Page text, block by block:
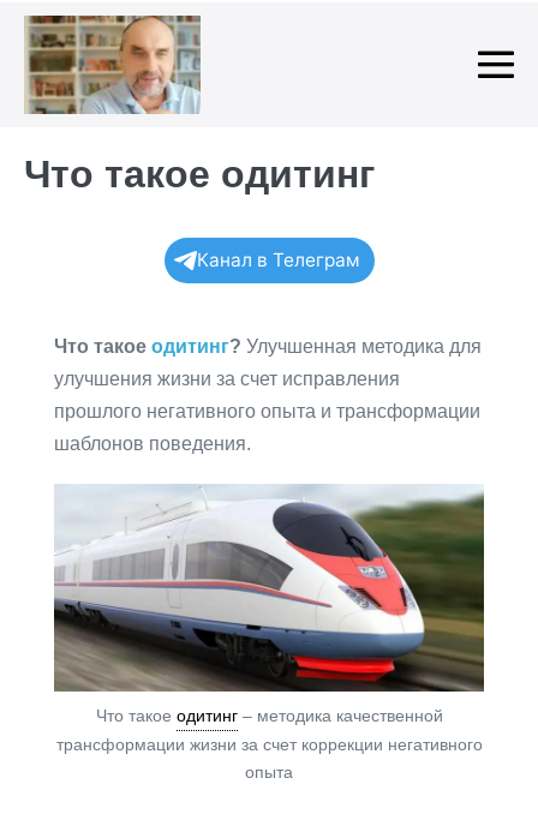
Skip
content
Что такое одитинг
Канал в Телеграм
Что такое одитинг? Улучшенная методика для
улучшения жизни за счет исправления
прошлого негативного опыта и трансформации
шаблонов поведения.
Что такое одитинг– методика качественной
трансформации жизни за счет коррекции негативного
опыта